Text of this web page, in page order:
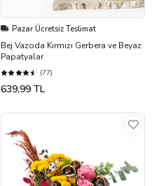
Pazar Ücretsiz Teslimat
Bej Vazoda Kırmızı Gerbera ve Beyaz
Papatyalar
(77)
639,99 TL